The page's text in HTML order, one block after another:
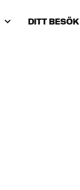
DITT BESÖK